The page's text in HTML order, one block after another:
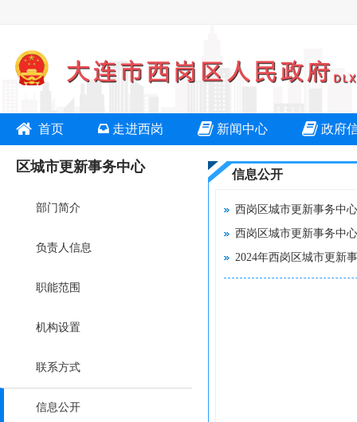
首页 走进西岗 新闻中心 政府
区城市更新事务中心
部门简介
负责人信息
职能范围
机构设置
联系方式
信息公开
信息公开
西岗区城市更新事务中
西岗区城市更新事务中
2024年西岗区城市更新